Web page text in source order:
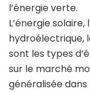
l’énergie verte.
L’énergie
hydroélectrique,
sont les types
sur le marché
généralisée